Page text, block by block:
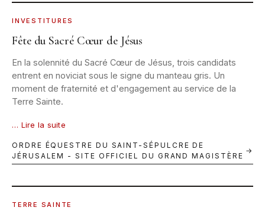
INVESTITURES
Fête du Sacré Cœur de Jésus
En la solennité du Sacré Cœur de Jésus, trois candidats
entrent en noviciat sous le signe du manteau gris. Un
moment de fraternité et d'engagement au service de la
Terre Sainte.
… Lire la suite
ORDRE ÉQUESTRE DU SAINT-SÉPULCRE DE
JÉRUSALEM - SITE OFFICIEL DU GRAND MAGISTÈRE
→
TERRE SAINTE